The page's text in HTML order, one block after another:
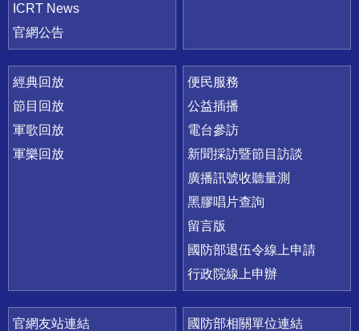
ICRT News
官網公告
經典回放
節目回放
軍歌回放
軍樂回放
便民服務
公益插播
電台參訪
新聞採訪暨節目訪談
廣播訊號收聽量測
黑膠唱片查詢
留言版
國防部退伍令線上申請
行政院線上申辦
官網友站連結
國防部相關單位連結